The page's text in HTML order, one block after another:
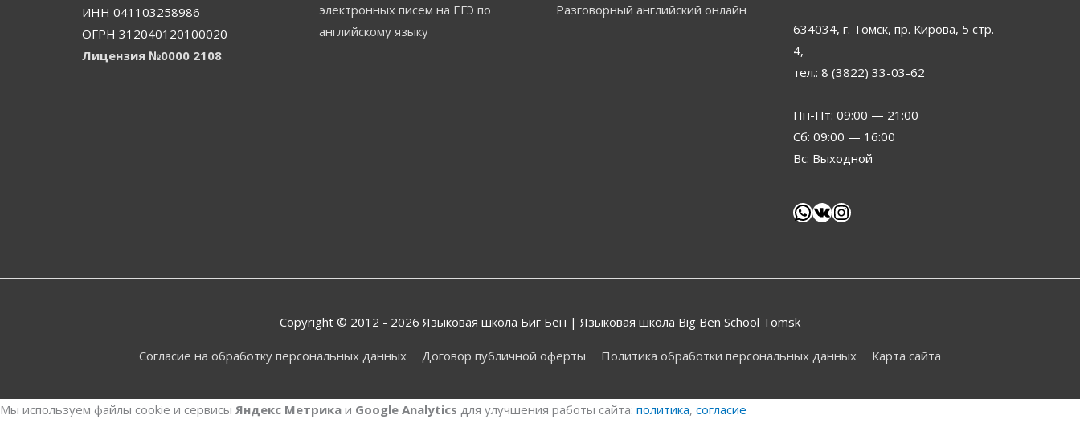
ИНН 041103258986
ОГРН 312040120100020
Лицензия №0000 2108.
электронных писем на ЕГЭ по
английскому языку
Разговорный английский онлайн
634034, г. Томск, пр. Кирова, 5 стр.
4,
тел.: 8 (3822) 33-03-62
Пн-Пт: 09:00 — 21:00
Сб: 09:00 — 16:00
Вс: Выходной
Copyright © 2012 - 2026 Языковая школа Биг Бен | Языковая школа Big Ben School Tomsk
Согласие на обработку персональных данных Договор публичной оферты Политика обработки персональных данных Карта сайта
Мы используем файлы cookie и сервисы Яндекс Метрика и Google Analytics для улучшения работы сайта: политика, согласие